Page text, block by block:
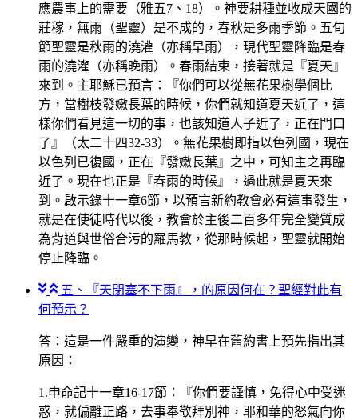
應農事上的需要（雅五7、18）。神要耕種並收成天國的
莊稼，無雨（聖靈）是不成的，春秋是多雨季節。五旬
節聖靈是秋雨的澆灌（亦稱早雨），現代聖靈降臨是春
雨的澆灌（亦稱晚雨）。春雨結束，接著就是『夏天』
來到。主耶穌已預言：『你們可以從無花果樹學個比
方，當樹枝發嫩長葉的時候，你們就知道夏天近了，這
樣你們看見這一切的事，也該知道人子近了，正在門口
了』（太二十四32-33）。無花果樹即指以色列國，現在
以色列已復國，正在『發嫩長葉』之中，可知主之再臨
近了。現在也正是『春雨的時候』，過此就是夏天來
到。啟示錄十一章6節，以預言新約教會必有這事發生，
就是在使徒時代以後，教會於主後二百多年完全變質成
為背道與世俗合污的羅馬教，從那時候起，聖靈就開始
停止降臨。
五、『天閉塞不下雨』，的原因何在？聖經對此有
何預示？
答：這是一件嚴重的演變，神早在舊約書上預先指出其
原因：
1.申命記十一章16-17節：『你們要謹慎，免得心中受迷
惑，就偏離正路，去事奉敬拜別神，耶和華的怒氣向你